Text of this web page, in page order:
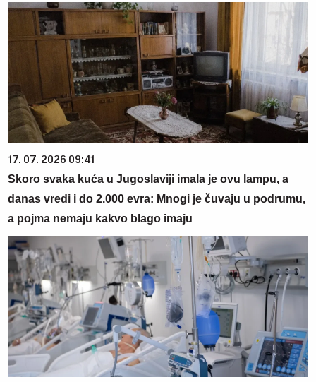
17. 07. 2026 09:41
Skoro svaka kuća u Jugoslaviji imala je ovu lampu, a
danas vredi i do 2.000 evra: Mnogi je čuvaju u podrumu,
a pojma nemaju kakvo blago imaju